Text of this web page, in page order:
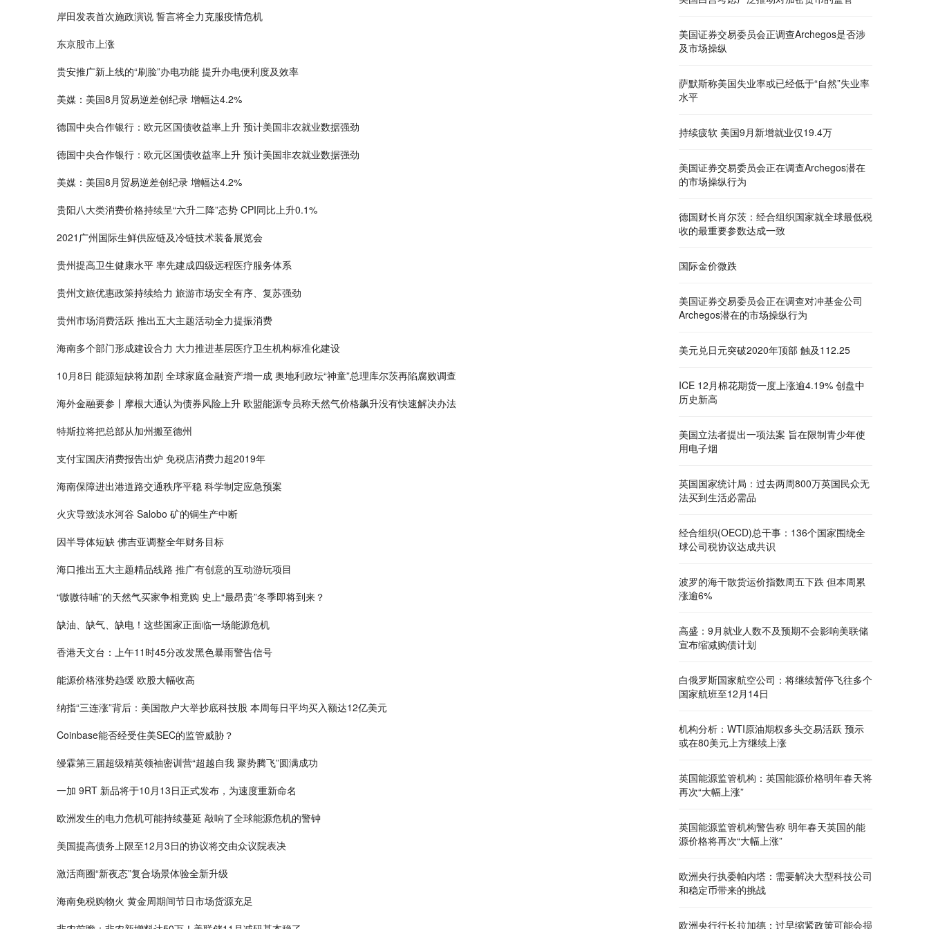
岸田发表首次施政演说 誓言将全力克服疫情危机
东京股市上涨
贵安推广新上线的“刷脸”办电功能 提升办电便利度及效率
美媒：美国8月贸易逆差创纪录 增幅达4.2%
德国中央合作银行：欧元区国债收益率上升 预计美国非农就业数据强劲
德国中央合作银行：欧元区国债收益率上升 预计美国非农就业数据强劲
美媒：美国8月贸易逆差创纪录 增幅达4.2%
贵阳八大类消费价格持续呈“六升二降”态势 CPI同比上升0.1%
2021广州国际生鲜供应链及冷链技术装备展览会
贵州提高卫生健康水平 率先建成四级远程医疗服务体系
贵州文旅优惠政策持续给力 旅游市场安全有序、复苏强劲
贵州市场消费活跃 推出五大主题活动全力提振消费
海南多个部门形成建设合力 大力推进基层医疗卫生机构标准化建设
10月8日 能源短缺将加剧 全球家庭金融资产增一成 奥地利政坛“神童”总理库尔茨再陷腐败调查
海外金融要参丨摩根大通认为债券风险上升 欧盟能源专员称天然气价格飙升没有快速解决办法
特斯拉将把总部从加州搬至德州
支付宝国庆消费报告出炉 免税店消费力超2019年
海南保障进出港道路交通秩序平稳 科学制定应急预案
火灾导致淡水河谷 Salobo 矿的铜生产中断
因半导体短缺 佛吉亚调整全年财务目标
海口推出五大主题精品线路 推广有创意的互动游玩项目
“嗷嗷待哺”的天然气买家争相竟购 史上“最昂贵”冬季即将到来？
缺油、缺气、缺电！这些国家正面临一场能源危机
香港天文台：上午11时45分改发黑色暴雨警告信号
能源价格涨势趋缓 欧股大幅收高
纳指“三连涨”背后：美国散户大举抄底科技股 本周每日平均买入额达12亿美元
Coinbase能否经受住美SEC的监管威胁？
缦霖第三届超级精英领袖密训营“超越自我 聚势腾飞”圆满成功
一加 9RT 新品将于10月13日正式发布，为速度重新命名
欧洲发生的电力危机可能持续蔓延 敲响了全球能源危机的警钟
美国提高债务上限至12月3日的协议将交由众议院表决
激活商圈“新夜态”复合场景体验全新升级
海南免税购物火 黄金周期间节日市场货源充足
美国证券交易委员会正调查Archegos是否涉
及市场操纵
萨默斯称美国失业率或已经低于“自然”失业率
水平
持续疲软 美国9月新增就业仅19.4万
美国证券交易委员会正在调查Archegos潜在
的市场操纵行为
德国财长肖尔茨：经合组织国家就全球最低税
收的最重要参数达成一致
国际金价微跌
美国证券交易委员会正在调查对冲基金公司
Archegos潜在的市场操纵行为
美元兑日元突破2020年顶部 触及112.25
ICE 12月棉花期货一度上涨逾4.19% 创盘中
历史新高
美国立法者提出一项法案 旨在限制青少年使
用电子烟
英国国家统计局：过去两周800万英国民众无
法买到生活必需品
经合组织(OECD)总干事：136个国家围绕全
球公司税协议达成共识
波罗的海干散货运价指数周五下跌 但本周累
涨逾6%
高盛：9月就业人数不及预期不会影响美联储
宣布缩减购债计划
白俄罗斯国家航空公司：将继续暂停飞往多个
国家航班至12月14日
机构分析：WTI原油期权多头交易活跃 预示
或在80美元上方继续上涨
英国能源监管机构：英国能源价格明年春天将
再次“大幅上涨”
英国能源监管机构警告称 明年春天英国的能
源价格将再次“大幅上涨”
欧洲央行执委帕内塔：需要解决大型科技公司
和稳定币带来的挑战
欧洲央行行长拉加德：过早缩紧政策可能会损